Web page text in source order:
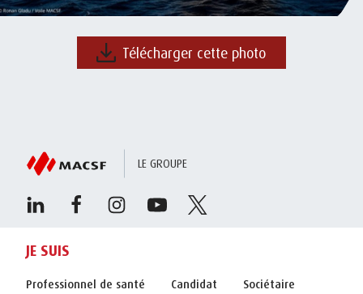
Télécharger cette photo
LE GROUPE
JE SUIS
Professionnel de santé Candidat Sociétaire